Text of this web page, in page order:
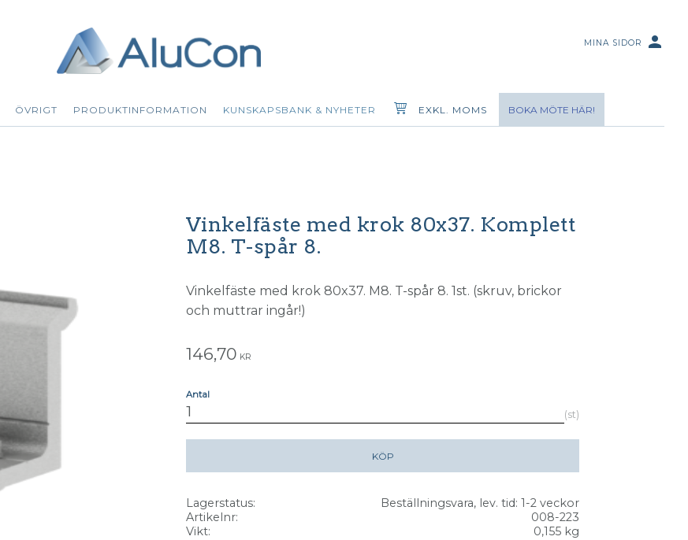
MINA SIDOR person
ÖVRIGT PRODUKTINFORMATION KUNSKAPSBANK & NYHETER EXKL. MOMS BOKA MÖTE HÄR!
Vinkelfäste med krok 80x37. Komplett
M8. T-spår 8.
Vinkelfäste med krok 80x37. M8. T-spår 8. 1st. (skruv, brickor
och muttrar ingår!)
146,70 KR
Antal
st
KÖP
Lagerstatus
Beställningsvara, lev. tid: 1-2 veckor
Artikelnr
008-223
Vikt
0,155 kg